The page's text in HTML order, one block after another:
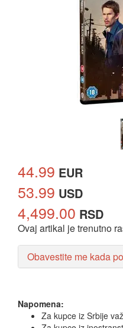
44.99 EUR
53.99 USD
4,499.00 RSD
Ovaj artikal je trenutno
Obavestite me kada
Napomena:
Za kupce iz Srbije